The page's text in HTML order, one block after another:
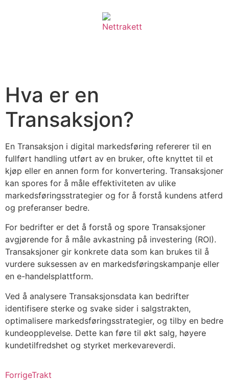
Hva er en
Transaksjon?
En Transaksjon i digital markedsføring refererer til en
fullført handling utført av en bruker, ofte knyttet til et
kjøp eller en annen form for konvertering. Transaksjoner
kan spores for å måle effektiviteten av ulike
markedsføringsstrategier og for å forstå kundens atferd
og preferanser bedre.
For bedrifter er det å forstå og spore Transaksjoner
avgjørende for å måle avkastning på investering (ROI).
Transaksjoner gir konkrete data som kan brukes til å
vurdere suksessen av en markedsføringskampanje eller
en e-handelsplattform.
Ved å analysere Transaksjonsdata kan bedrifter
identifisere sterke og svake sider i salgstrakten,
optimalisere markedsføringsstrategier, og tilby en bedre
kundeopplevelse. Dette kan føre til økt salg, høyere
kundetilfredshet og styrket merkevareverdi.
ForrigeTrakt